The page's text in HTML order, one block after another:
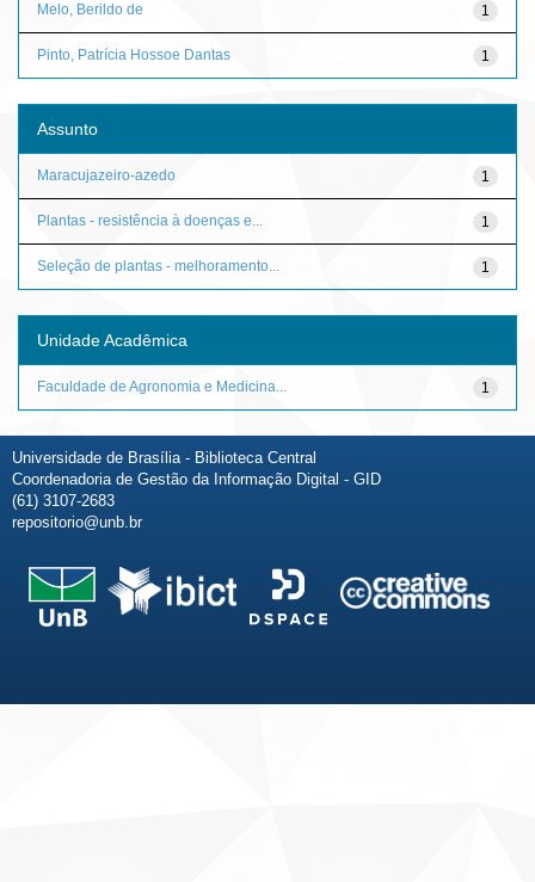
1
Melo, Berildo de
1
Pinto, Patrícia Hossoe Dantas
Assunto
1
Maracujazeiro-azedo
1
Plantas - resistência à doenças e...
1
Seleção de plantas - melhoramento...
Unidade Acadêmica
1
Faculdade de Agronomia e Medicina...
Universidade de Brasília - Biblioteca Central
Coordenadoria de Gestão da Informação Digital - GID
(61) 3107-2683
repositorio@unb.br